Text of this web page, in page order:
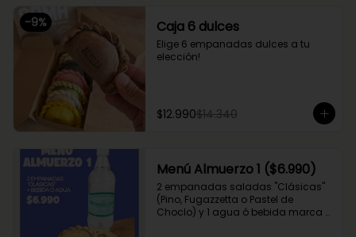
-9% Caja 6 dulces
Elige 6 empanadas dulces a tu
elección!
$12.990$14.340
Menú Almuerzo 1 ($6.990)
2 empanadas saladas "Clásicas"
(Pino, Fugazzetta o Pastel de
Choclo) y 1 agua ó bebida marca